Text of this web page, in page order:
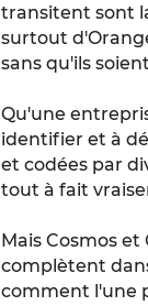
transitent sont
surtout
sans qu'ils
Qu'une
identifier et à
et codées par
tout à fait
Mais Cosmos
complètent
comment l'une